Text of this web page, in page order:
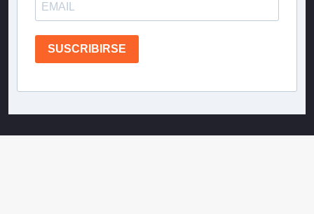
SUSCRIBIRSE